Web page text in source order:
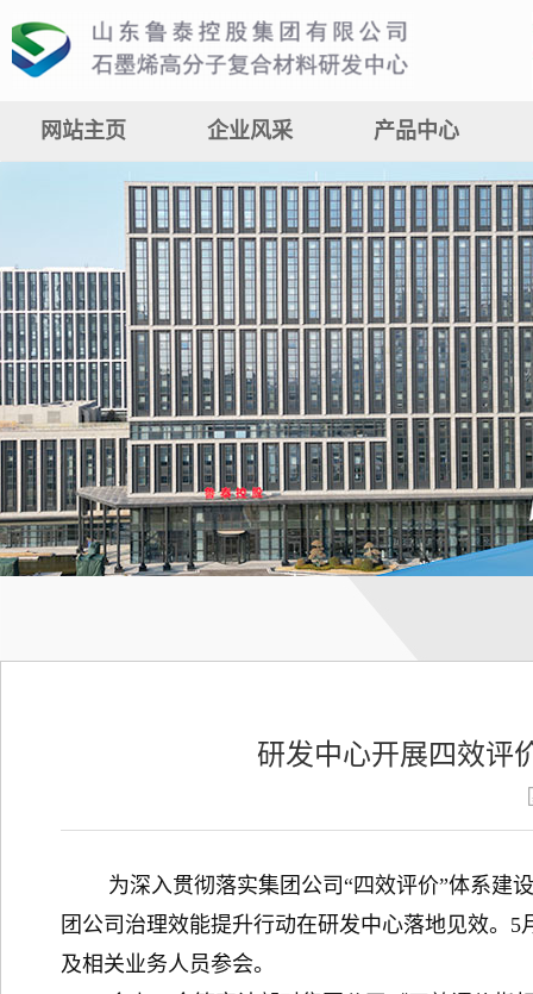
网站主页 企业风采 产品中心
研发中心开展四效评
为深入贯彻落实集团公司“四效评价”体系建设
团公司治理效能提升行动在研发中心落地见效。
及相关业务人员参会。